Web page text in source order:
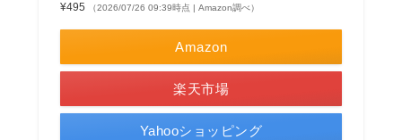
¥495
（2026/07/26 09:39時点 | Amazon調べ）
Amazon
楽天市場
Yahooショッピング